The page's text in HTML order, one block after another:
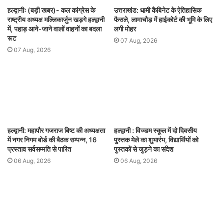
हल्द्वानीः (बड़ी खबर)- कल कांग्रेस के
राष्ट्रीय अध्यक्ष मल्लिकार्जुन खड़गे हल्द्वानी
में, पहाड़ आने-जाने वालों वाहनों का बदला
रूट
07 Aug, 2026
उत्तराखंड: धामी कैबिनेट के ऐतिहासिक
फैसले, लामाचौड़ में हाईकोर्ट की भूमि के लिए
लगी मोहर
07 Aug, 2026
हल्द्वानी: महापौर गजराज बिष्ट की अध्यक्षता
में नगर निगम बोर्ड की बैठक सम्पन्न, 16
प्रस्ताव सर्वसम्मति से पारित
06 Aug, 2026
हल्द्वानी : विज्डम स्कूल में दो दिवसीय
पुस्तक मेले का शुभारंभ, विद्यार्थियों को
पुस्तकों से जुड़ने का संदेश
06 Aug, 2026